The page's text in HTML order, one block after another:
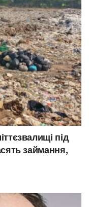
під
займання,